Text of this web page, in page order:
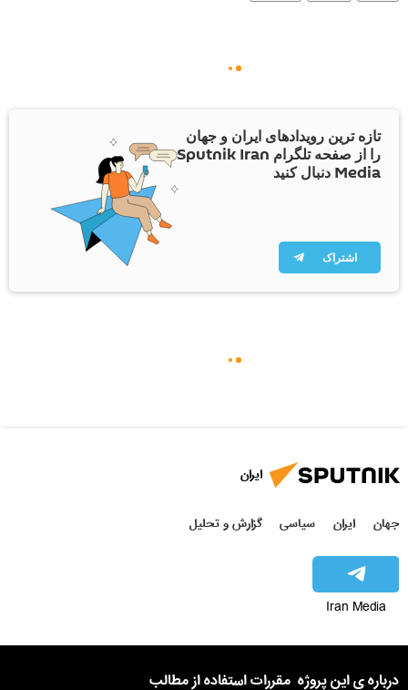
تازه ترین رویدادهای ایران و جهان
را از صفحه تلگرام Sputnik Iran
Media دنبال کنید
اشتراک
ایران
جهان ایران سیاسی گزارش و تحلیل
Iran Media
درباره ی این پروژه مقررات استفاده از مطالب